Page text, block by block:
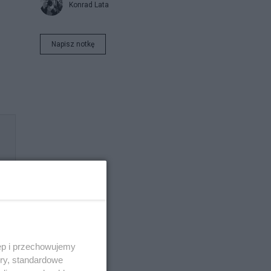
Konrad Lata
Napisz notkę
i przechowujemy
standardowe